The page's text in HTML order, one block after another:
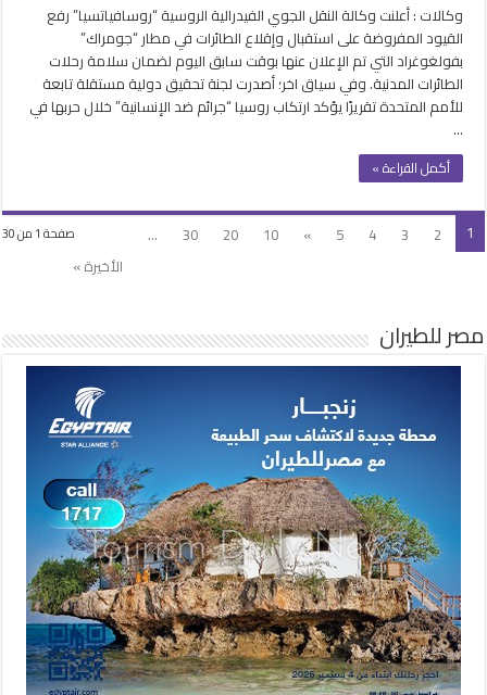
وكالات : أعلنت وكالة النقل الجوي الفيدرالية الروسية “روسافياتسيا” رفع
القيود المفروضة على استقبال وإقلاع الطائرات في مطار “جومراك”
بفولغوغراد التي تم الإعلان عنها بوقت سابق اليوم لضمان سلامة رحلات
الطائرات المدنية. وفي سياق اخر؛ أصدرت لجنة تحقيق دولية مستقلة تابعة
للأمم المتحدة تقريرًا يؤكد ارتكاب روسيا “جرائم ضد الإنسانية” خلال حربها في
…
أكمل القراءة »
صفحة 1 من 30 1
2
3
4
5
»
10
20
30
...
الأخيرة »
مصر للطيران